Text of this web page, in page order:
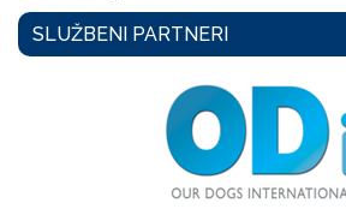
SLUŽBENI PARTNERI